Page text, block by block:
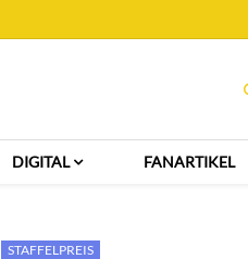
DIGITAL FANARTIKEL
STAFFELPREIS